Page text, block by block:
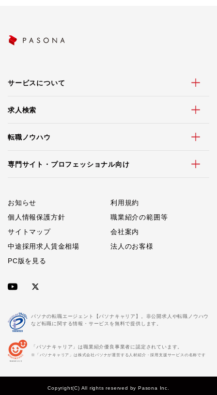
サービスについて
求人検索
転職ノウハウ
専門サイト・プロフェッショナル向け
お知らせ
利用規約
個人情報保護方針
職業紹介の範囲等
サイトマップ
会社案内
中途採用求人賃金相場
法人のお客様
PC版を見る
パソナの転職エージェント【パソナキャリア】。非公開求人や転職ノウハウ
など転職に関する情報・サービスを無料で提供します。
「パソナキャリア」は職業紹介優良事業者に認定されています。
※「パソナキャリア」は株式会社パソナが運営する人材紹介・採用支援サービスの名称です
Copyright(C) All rights reserved by Pasona Inc.